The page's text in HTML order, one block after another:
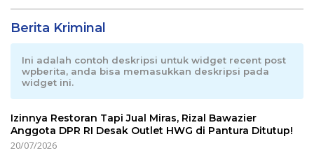
Berita Kriminal
Ini adalah contoh deskripsi untuk widget recent post
wpberita, anda bisa memasukkan deskripsi pada
widget ini.
Izinnya Restoran Tapi Jual Miras, Rizal Bawazier
Anggota DPR RI Desak Outlet HWG di Pantura Ditutup!
20/07/2026